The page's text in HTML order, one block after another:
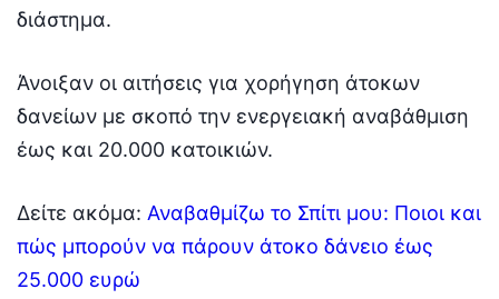
διάστημα.
Άνοιξαν οι αιτήσεις για χορήγηση άτοκων
δανείων με σκοπό την ενεργειακή αναβάθμιση
έως και 20.000 κατοικιών.
Δείτε ακόμα: Αναβαθμίζω το Σπίτι μου: Ποιοι και
πώς μπορούν να πάρουν άτοκο δάνειο έως
25.000 ευρώ